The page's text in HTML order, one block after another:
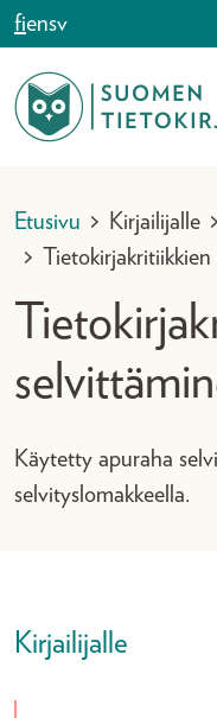
Siirry sisältöön
fiensv
Etusivu > Kirjailijalle >
>
Käytetty apuraha
selvityslomakkeella.
Kirjailijalle